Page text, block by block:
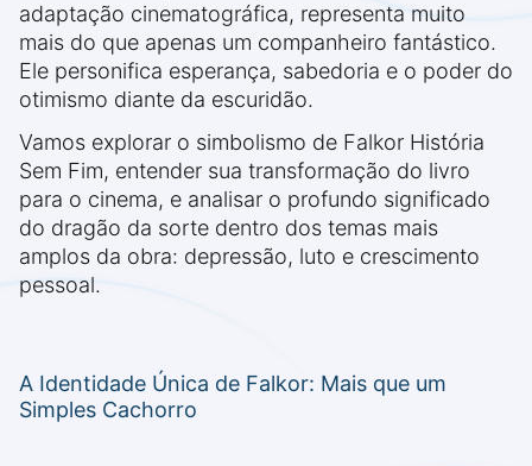
adaptação cinematográfica, representa muito
mais do que apenas um companheiro fantástico.
Ele personifica esperança, sabedoria e o poder do
otimismo diante da escuridão.
Vamos explorar o simbolismo de Falkor História
Sem Fim, entender sua transformação do livro
para o cinema, e analisar o profundo significado
do dragão da sorte dentro dos temas mais
amplos da obra: depressão, luto e crescimento
pessoal.
A Identidade Única de Falkor: Mais que um
Simples Cachorro